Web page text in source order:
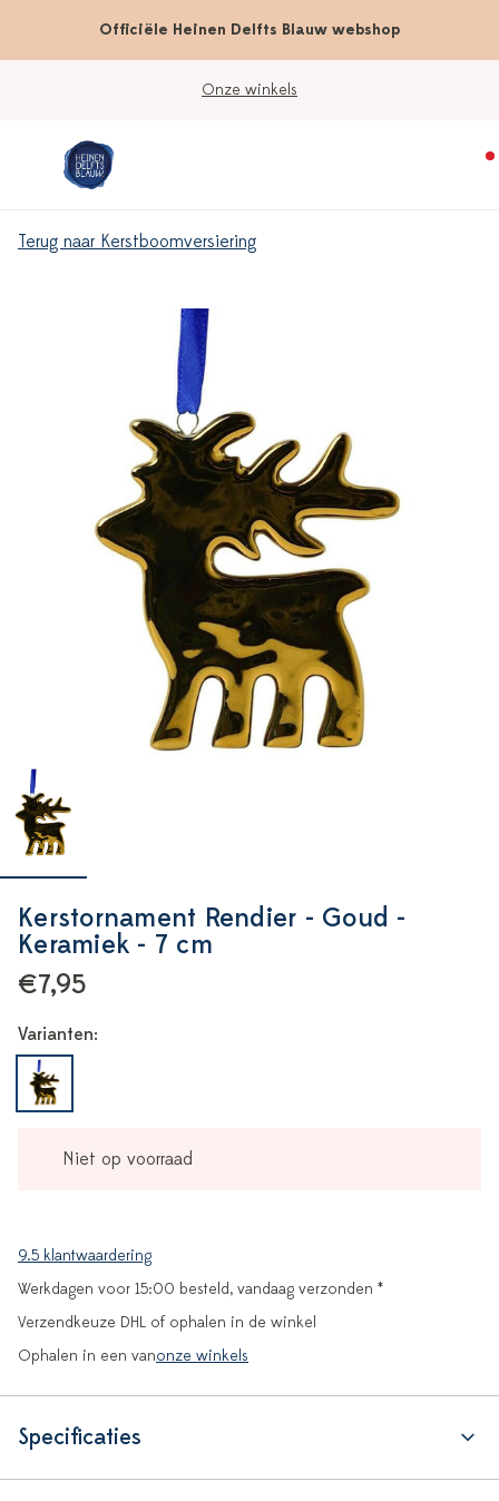
Officiële Heinen Delfts Blauw webshop
Onze winkels
Terug naar Kerstboomversiering
Kerstornament Rendier - Goud -
Keramiek - 7 cm
€7,95
Varianten:
Niet op voorraad
9.5 klantwaardering
Werkdagen voor 15:00 besteld, vandaag verzonden *
Verzendkeuze DHL of ophalen in de winkel
Ophalen in een vanonze winkels
Specificaties